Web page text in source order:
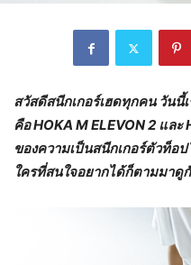
สวัสดีสนีกเกอร์เฮดทุกคน วันนี้
คือHOKA M ELEVON 2 แล
ของความเป็นสนีกเกอร์ตัวท็อ
ใครที่สนใจอยากได้ก็ตามมาดู